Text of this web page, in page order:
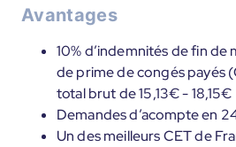
Avantages
10% d’indemnités de fin de
de prime de congés payés
total brut de 15,13€ - 18,15€
Demandes d’acompte en
Un des meilleurs CET de